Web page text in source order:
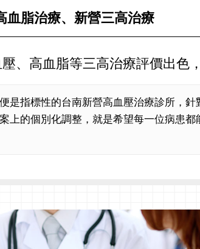
血脂治療、新營三高治療
、高血脂等三高治療評價出色
是指標性的台南新營高血壓治療診所，
上的個別化調整，就是希望每一位病患